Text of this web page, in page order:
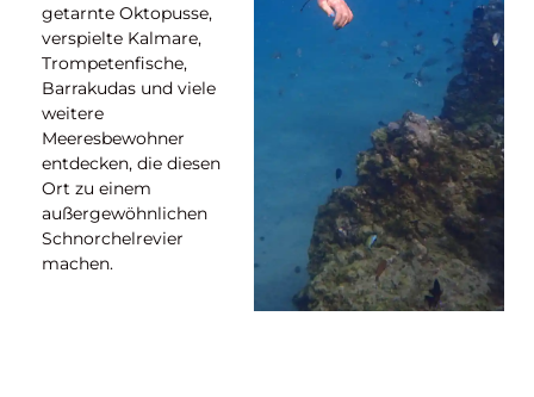
getarnte Oktopusse,
verspielte Kalmare,
Trompetenfische,
Barrakudas und viele
weitere
Meeresbewohner
entdecken, die diesen
Ort zu einem
außergewöhnlichen
Schnorchelrevier
machen.